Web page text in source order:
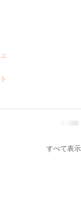
すべて表示